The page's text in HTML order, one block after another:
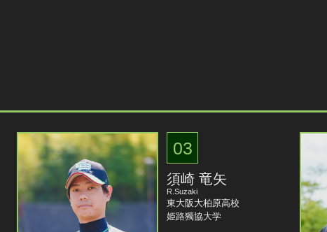
03
須崎 竜矢
R.Suzaki
東大阪大柏原高校
姫路獨協大学